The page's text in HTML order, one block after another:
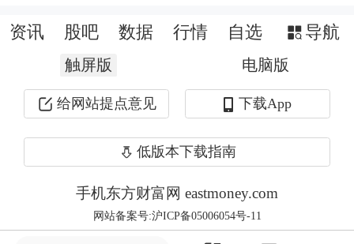
的英国国债持谨慎态度，这类债券通常
对政府财政政策变化更为敏感。在某些
情况下，他认为30年期英债收益率需再
上升近40个基点，才能让他们感到获得
了充分补偿。
此次选举还有一个长尾风险：若伯纳姆
资讯 股吧 数据 行情 自选 导航
触屏版 电脑版
给网站提点意见 下载App
低版本下载指南
手机东方财富网 eastmoney.com
网站备案号:沪ICP备05006054号-11